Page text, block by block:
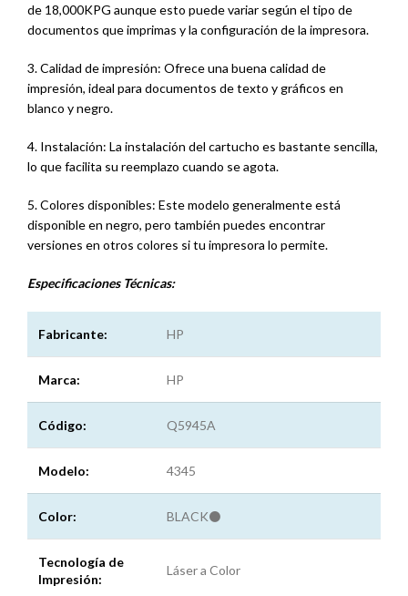
de 18,000KPG aunque esto puede variar según el tipo de
documentos que imprimas y la configuración de la impresora.
3. Calidad de impresión: Ofrece una buena calidad de
impresión, ideal para documentos de texto y gráficos en
blanco y negro.
4. Instalación: La instalación del cartucho es bastante sencilla,
lo que facilita su reemplazo cuando se agota.
5. Colores disponibles: Este modelo generalmente está
disponible en negro, pero también puedes encontrar
versiones en otros colores si tu impresora lo permite.
Especificaciones Técnicas:
Fabricante: HP
Marca: HP
Código: Q5945A
Modelo: 4345
Color: BLACK⚫
Tecnología de
Impresión:
Láser a Color